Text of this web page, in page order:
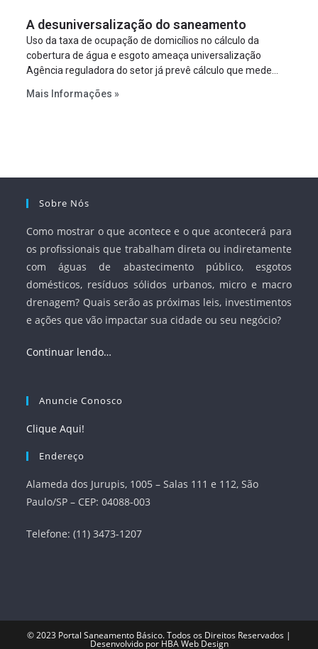
à segurança jurídica dos contratos.
A desuniversalização do saneamento
Uso da taxa de ocupação de domicílios no cálculo da
cobertura de água e esgoto ameaça universalização
Agência reguladora do setor já prevê cálculo que mede
Mais Informações »
Sobre Nós
Como mostrar o que acontece e o que acontecerá para
os profissionais que trabalham direta ou indiretamente
com águas de abastecimento público, esgotos
domésticos, resíduos sólidos urbanos, micro e macro
drenagem? Quais serão as próximas leis, investimentos
e ações que vão impactar sua cidade ou seu negócio?
Continuar lendo…
Anuncie Conosco
Clique Aqui!
Endereço
Alameda dos Jurupis, 1005 – Salas 111 e 112, São
Paulo/SP – CEP: 04088-003
Telefone: (11) 3473-1207
© 2023 Portal Saneamento Básico. Todos os Direitos Reservados |
Desenvolvido por HBA Web Design